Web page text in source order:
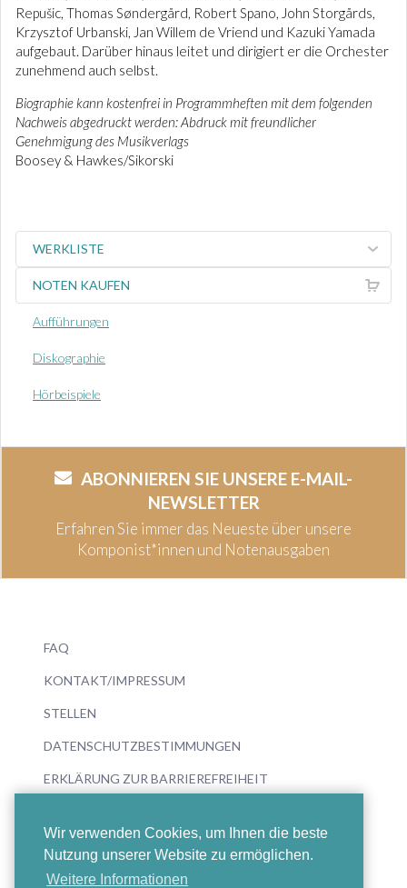
Wir verwenden Cookies, um Ihnen die beste
Nutzung unserer Website zu ermöglichen.
Weitere Informationen
Repušic, Thomas Søndergård, Robert Spano, John Storgårds,
Krzysztof Urbanski, Jan Willem de Vriend und Kazuki Yamada
aufgebaut. Darüber hinaus leitet und dirigiert er die Orchester
zunehmend auch selbst.
Biographie kann kostenfrei in Programmheften mit dem folgenden
Nachweis abgedruckt werden: Abdruck mit freundlicher
Genehmigung des Musikverlags
Boosey & Hawkes/Sikorski
WERKLISTE
NOTEN KAUFEN
Aufführungen
Diskographie
Hörbeispiele
ABONNIEREN SIE UNSERE E-MAIL-
NEWSLETTER
Erfahren Sie immer das Neueste über unsere
Komponist*innen und Notenausgaben
FAQ
KONTAKT/IMPRESSUM
STELLEN
DATENSCHUTZBESTIMMUNGEN
ERKLÄRUNG ZUR BARRIEREFREIHEIT